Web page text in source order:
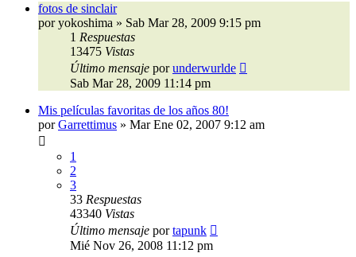
fotos de sinclair
poryokoshima » Sab Mar 28, 2009 9:15 pm
1 Respuestas
13475 Vistas
Último mensaje porunderwurlde
Sab Mar 28, 2009 11:14 pm
Mis películas favoritas de los años 80!
porGarrettimus » Mar Ene 02, 2007 9:12 am
1
2
3
33 Respuestas
43340 Vistas
Último mensaje portapunk
Mié Nov 26, 2008 11:12 pm